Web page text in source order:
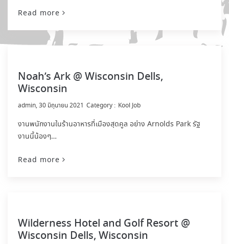
Read more
Noah’s Ark @ Wisconsin Dells,
Wisconsin
by
admin 30 มิถุนายน 2021 Kool Job
งานพนักงานในร้านอาหารที่เมืองสุดคูล อย่าง Arnolds Park รัฐ
งานนี้น้องๆ…
Read more
Wilderness Hotel and Golf Resort @
Wisconsin Dells, Wisconsin